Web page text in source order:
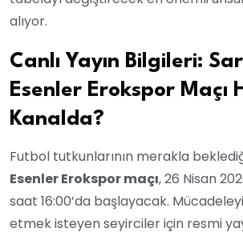
alıyor.
Canlı Yayın Bilgileri:
Esenler Erokspor Maçı
Kanalda?
Futbol tutkunlarının merakla
Esenler Erokspor maçı, 26 Nisan
saat 16:00’da başlayacak.
etmek isteyen seyirciler için resmi